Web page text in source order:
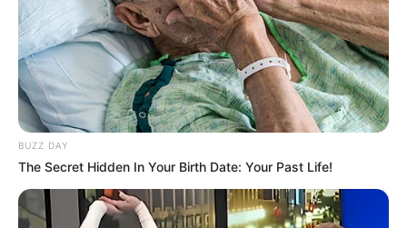
DESTAQUES
FACEBOOK
Agente de Saúde é indiciada por falsificar
BUZZ DAY
The Secret Hidden In Your Birth Date: Your Past Life!